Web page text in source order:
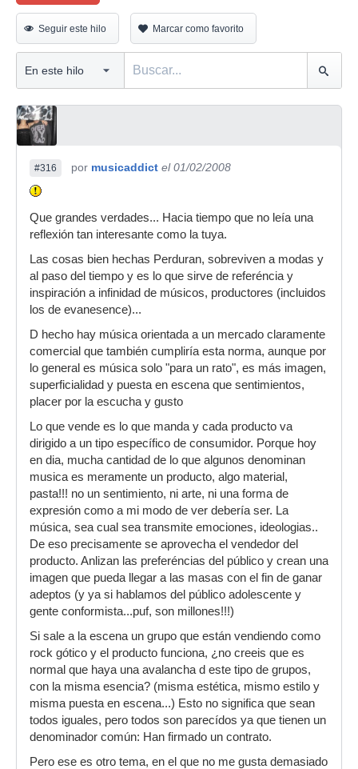
Seguir este hilo Marcar como favorito
#316 por musicaddict el 01/02/2008
Que grandes verdades... Hacia tiempo que no leía una
reflexión tan interesante como la tuya.
Las cosas bien hechas Perduran, sobreviven a modas y
al paso del tiempo y es lo que sirve de referéncia y
inspiración a infinidad de músicos, productores (incluidos
los de evanesence)...
D hecho hay música orientada a un mercado claramente
comercial que también cumpliría esta norma, aunque por
lo general es música solo "para un rato", es más imagen,
superficialidad y puesta en escena que sentimientos,
placer por la escucha y gusto
Lo que vende es lo que manda y cada producto va
dirigido a un tipo específico de consumidor. Porque hoy
en dia, mucha cantidad de lo que algunos denominan
musica es meramente un producto, algo material,
pasta!!! no un sentimiento, ni arte, ni una forma de
expresión como a mi modo de ver debería ser. La
música, sea cual sea transmite emociones, ideologias..
De eso precisamente se aprovecha el vendedor del
producto. Anlizan las preferéncias del público y crean una
imagen que pueda llegar a las masas con el fin de ganar
adeptos (y ya si hablamos del público adolescente y
gente conformista...puf, son millones!!!)
Si sale a la escena un grupo que están vendiendo como
rock gótico y el producto funciona, ¿no creeis que es
normal que haya una avalancha d este tipo de grupos,
con la misma esencia? (misma estética, mismo estilo y
misma puesta en escena...) Esto no significa que sean
todos iguales, pero todos son parecídos ya que tienen un
denominador común: Han firmado un contrato.
Pero ese es otro tema, en el que no me gusta demasiado